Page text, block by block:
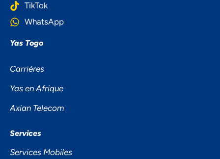
TikTok
WhatsApp
Yas Togo
Carrières
Yas en Afrique
Axian Telecom
Services
Services Mobiles
NOUS ACCORDONS DE
L'IMPORTANCE À VOTRE VIE